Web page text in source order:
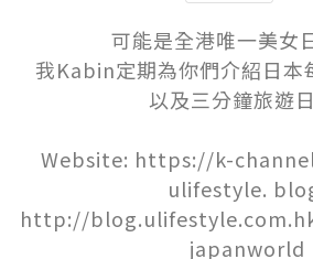
可能是全港唯一美女
我Kabin定期為你們介紹日本
以及三分鐘旅遊
Website: https://k-
ulifestyle.
http://
japanworld